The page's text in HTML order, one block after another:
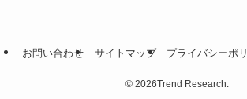
お問い合わせ サイトマップ プライバシーポ
©2026Trend Research.